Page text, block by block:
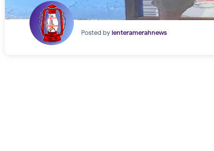
Posted bylenteramerahnews